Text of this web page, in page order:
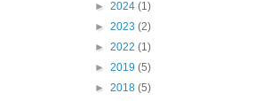
► 2024 (1)
► 2023 (2)
► 2022 (1)
► 2019 (5)
► 2018 (5)